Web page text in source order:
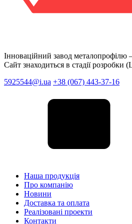
Інноваційний завод
Сайт знаходиться в стадії
5925544@i.ua +38 (067) 443-37-16
Наша продукція
Про компанію
Новини
Доставка та оплата
Реалізовані проекти
Контакти